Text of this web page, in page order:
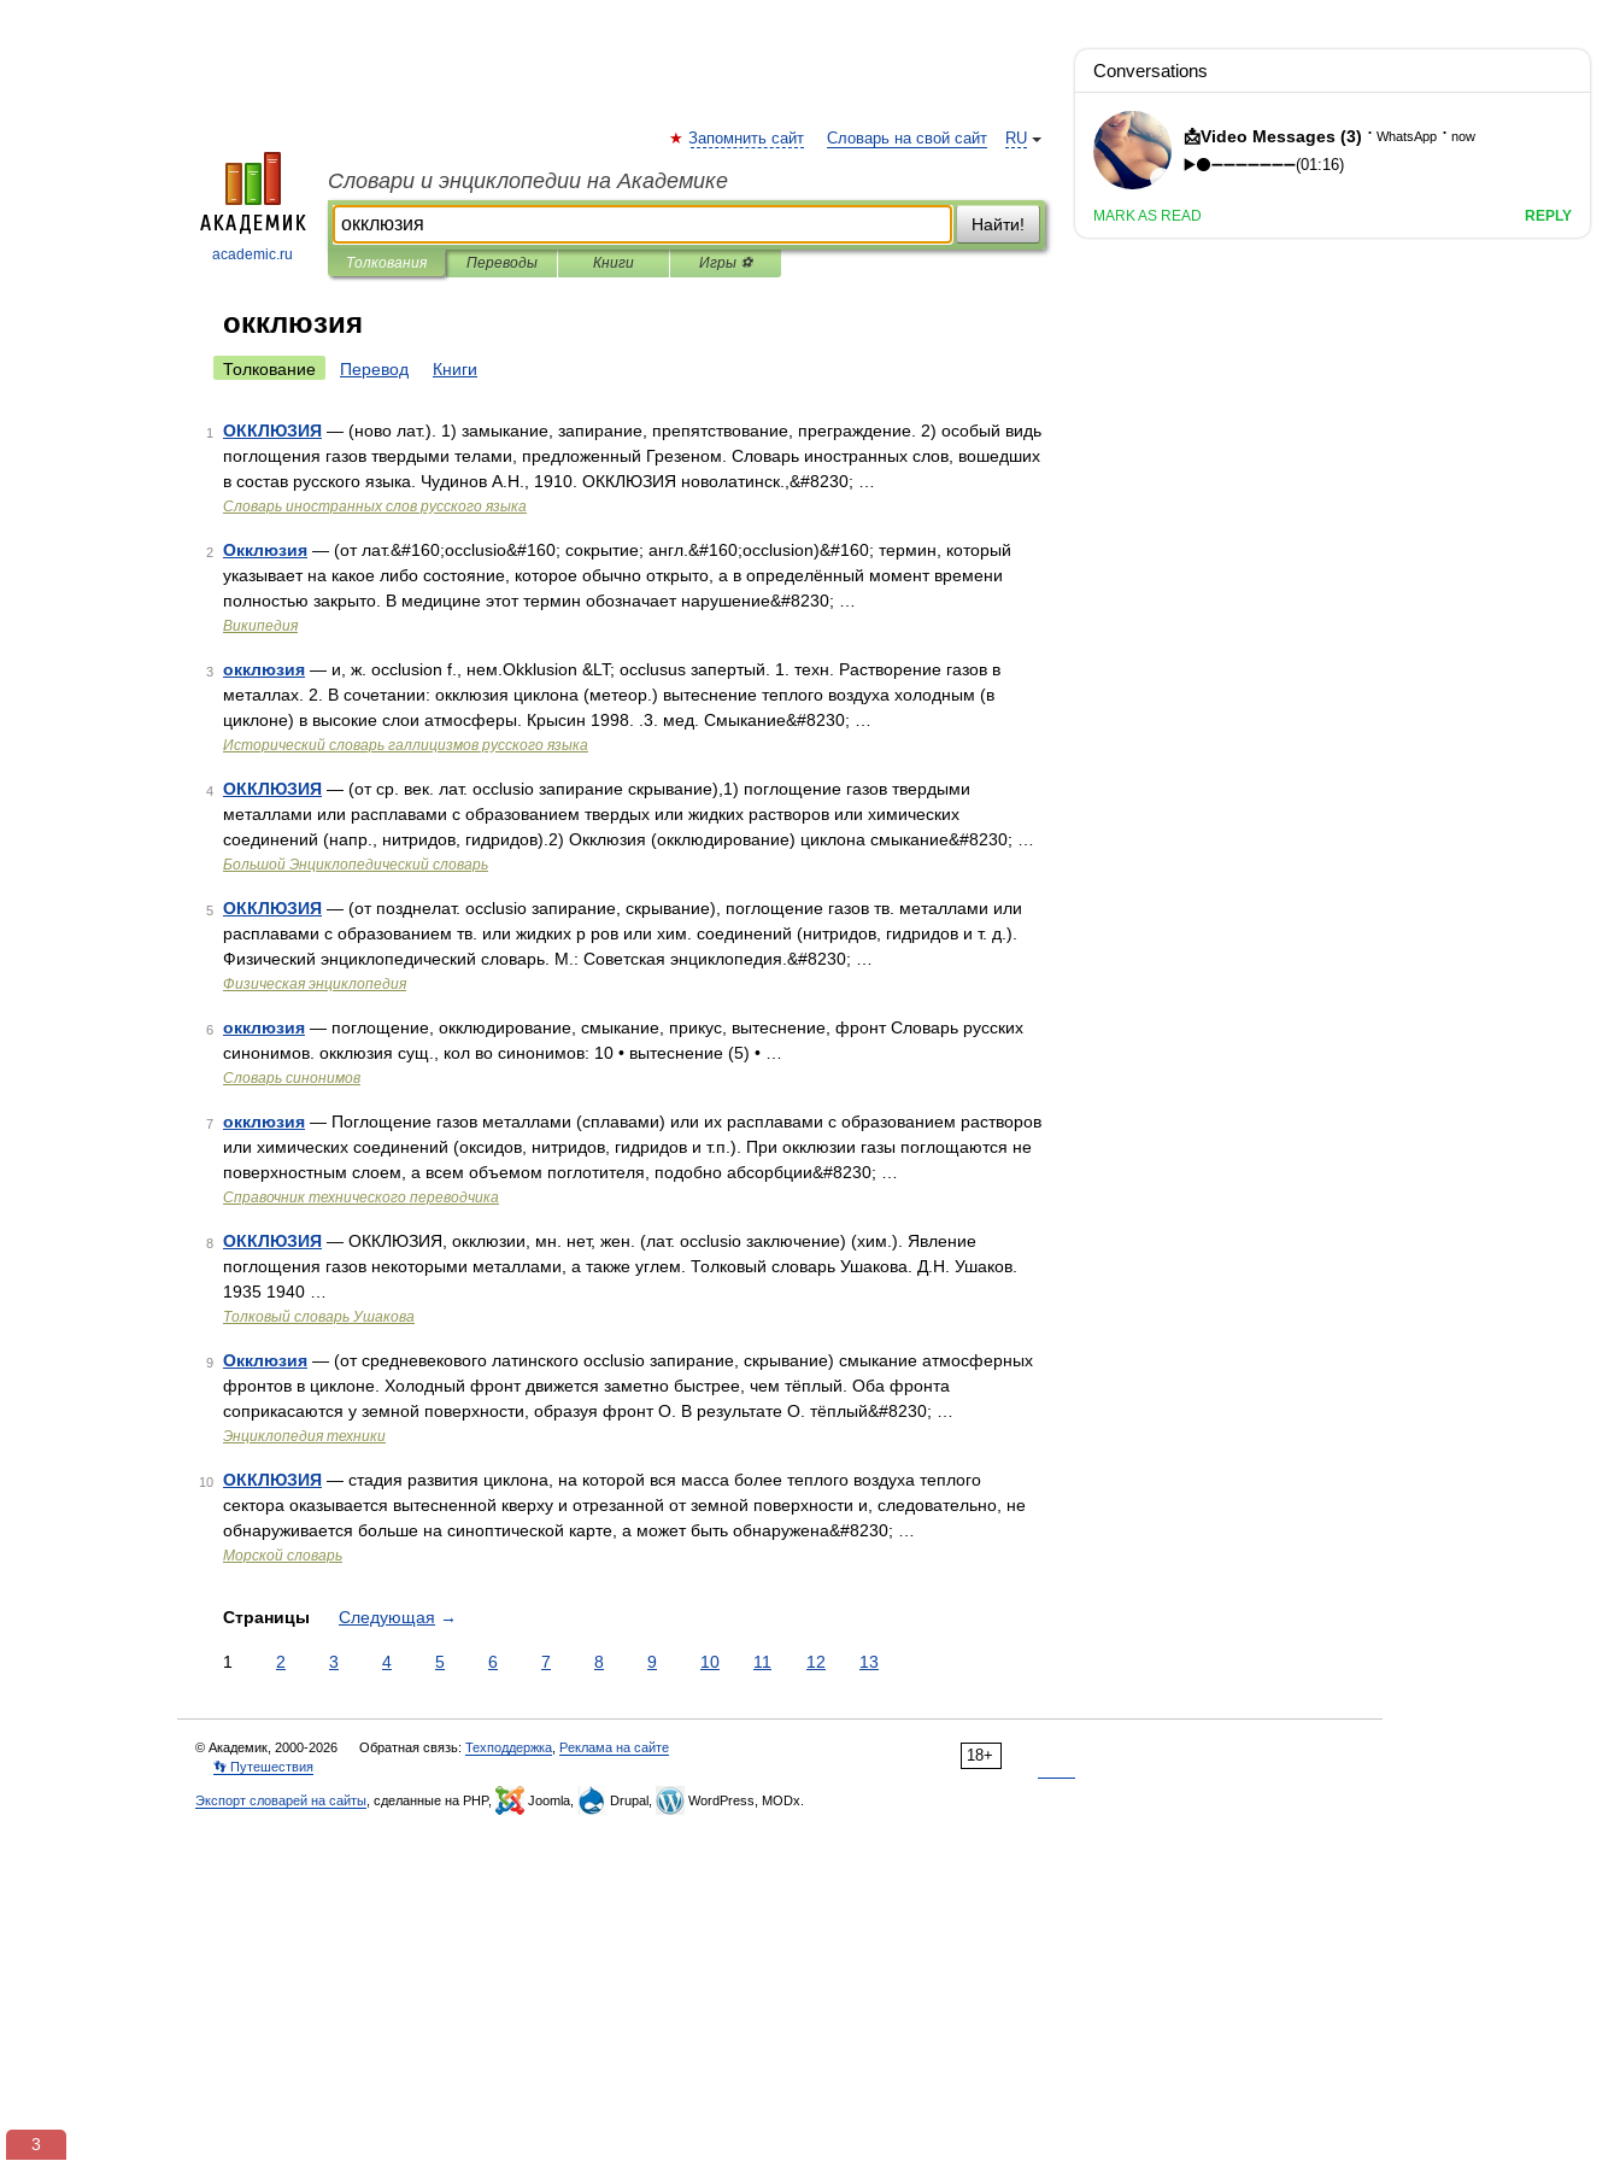
academic.ru
RU
Запомнить сайт Словарь на свой сайт
Словари и энциклопедии на Академике
Найти!
Толкования Переводы Книги Игры ⚽
окклюзия
Толкование Перевод Книги
1 ОККЛЮЗИЯ — (ново лат.). 1) замыкание, запирание, препятствование, преграждение. 2) особый видь
поглощения газов твердыми телами, предложенный Грезеном. Словарь иностранных слов, вошедших
в состав русского языка. Чудинов А.Н., 1910. ОККЛЮЗИЯ новолатинск.,&#8230; …
Словарь иностранных слов русского языка
2 Окклюзия — (от лат.&#160;occlusio&#160; сокрытие; англ.&#160;occlusion)&#160; термин, который
указывает на какое либо состояние, которое обычно открыто, а в определённый момент времени
полностью закрыто. В медицине этот термин обозначает нарушение&#8230; …
Википедия
3 окклюзия — и, ж. occlusion f., нем.Okklusion &LT; occlusus запертый. 1. техн. Растворение газов в
металлах. 2. В сочетании: окклюзия циклона (метеор.) вытеснение теплого воздуха холодным (в
циклоне) в высокие слои атмосферы. Крысин 1998. .3. мед. Смыкание&#8230; …
Исторический словарь галлицизмов русского языка
4 ОККЛЮЗИЯ — (от ср. век. лат. occlusio запирание скрывание),1) поглощение газов твердыми
металлами или расплавами с образованием твердых или жидких растворов или химических
соединений (напр., нитридов, гидридов).2) Окклюзия (окклюдирование) циклона смыкание&#8230; …
Большой Энциклопедический словарь
5 ОККЛЮЗИЯ — (от позднелат. occlusio запирание, скрывание), поглощение газов тв. металлами или
расплавами с образованием тв. или жидких р ров или хим. соединений (нитридов, гидридов и т. д.).
Физический энциклопедический словарь. М.: Советская энциклопедия.&#8230; …
Физическая энциклопедия
6 окклюзия — поглощение, окклюдирование, смыкание, прикус, вытеснение, фронт Словарь русских
синонимов. окклюзия сущ., кол во синонимов: 10 • вытеснение (5) • …
Словарь синонимов
7 окклюзия — Поглощение газов металлами (сплавами) или их расплавами с образованием растворов
или химических соединений (оксидов, нитридов, гидридов и т.п.). При окклюзии газы поглощаются не
поверхностным слоем, а всем объемом поглотителя, подобно абсорбции&#8230; …
Справочник технического переводчика
8 ОККЛЮЗИЯ — ОККЛЮЗИЯ, окклюзии, мн. нет, жен. (лат. occlusio заключение) (хим.). Явление
поглощения газов некоторыми металлами, а также углем. Толковый словарь Ушакова. Д.Н. Ушаков.
1935 1940 …
Толковый словарь Ушакова
9 Окклюзия — (от средневекового латинского occlusio запирание, скрывание) смыкание атмосферных
фронтов в циклоне. Холодный фронт движется заметно быстрее, чем тёплый. Оба фронта
соприкасаются у земной поверхности, образуя фронт О. В результате О. тёплый&#8230; …
Энциклопедия техники
10 ОККЛЮЗИЯ — стадия развития циклона, на которой вся масса более теплого воздуха теплого
сектора оказывается вытесненной кверху и отрезанной от земной поверхности и, следовательно, не
обнаруживается больше на синоптической карте, а может быть обнаружена&#8230; …
Морской словарь
Страницы Следующая →
1 2 3 4 5 6 7 8 9 10 11 12 13
18+
© Академик, 2000-2026 Обратная связь: Техподдержка Реклама на сайте
👣 Путешествия
Экспорт словарей на сайты , сделанные на PHP, Joomla, Drupal, WordPress, MODx.
3